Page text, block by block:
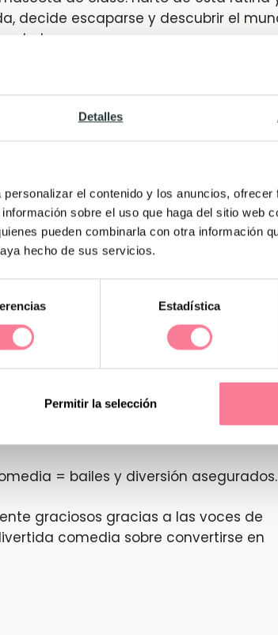
Detalles
el contenido y los anuncios,
sobre el uso que haga del sitio web
pueden combinarla con otra información
hecho de sus servicios.
Estadística
Permitir la selección
decide escaparse y descubrir el
= bailes y diversión asegurados.
graciosos gracias a las voces de
comedia sobre convertirse en